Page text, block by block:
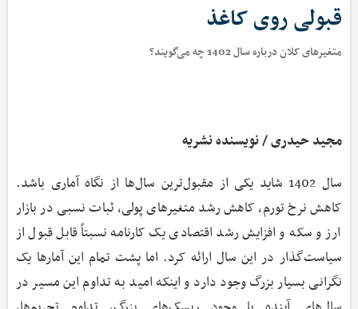
قبولی روی کاغذ
متغیرهای کلان درباره سال 1402 چه می‌گویند؟
مجید حیدری / نویسنده نشریه
سال 1402 شاید یکی از مقبول‌ترین سال‌ها از نگاه آماری باشد.
کاهش نرخ تورم، کاهش رشد متغیرهای پولی، ثبات نسبی در بازار
ارز و سکه و افزایش رشد اقتصادی یک کارنامه نسبتاً قابل قبول از
سیاست‌گذار در این سال ارائه کرد. اما پشت تمام این آمارها یک
نگرانی بسیار بزرگ وجود دارد و اینکه امید به تداوم این مسیر در